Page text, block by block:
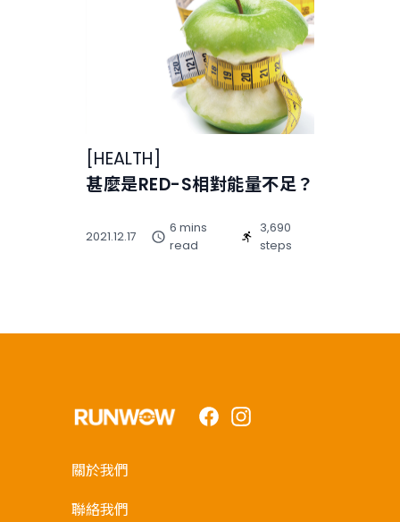
HEALTH
甚麼是RED-S相對能量不足？
2021.12.17
6 mins
read
3,690
steps
FacebookInstagram
關於我們
聯絡我們